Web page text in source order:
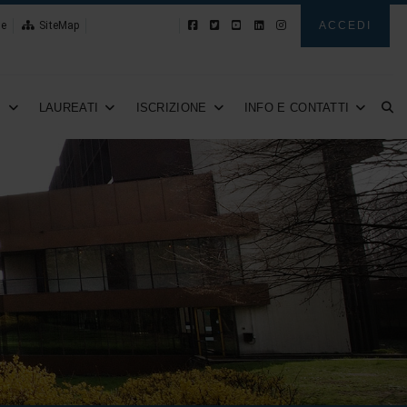
SiteMap ACCEDI
LAUREATI ISCRIZIONE INFO E CONTATTI